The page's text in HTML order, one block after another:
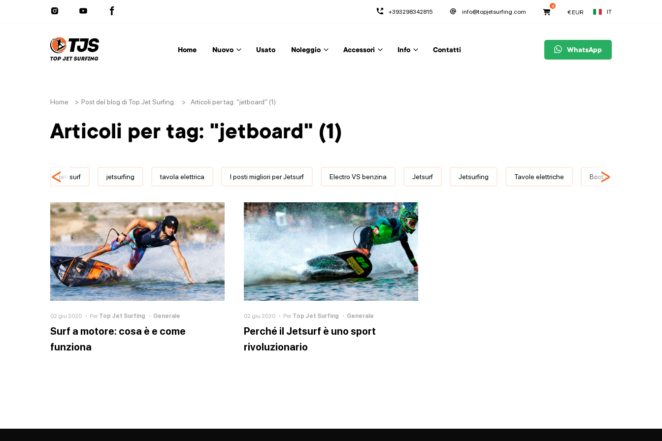
+393298342815 info@topjetsurfing.com
0
€EUR IT
Home Nuovo Usato Noleggio Accessori Info Contatti WhatsApp
Home > Post del blog di Top Jet Surfing. > Articoli per tag: "jetboard" (1)
Articoli per tag: "jetboard" (1)
<jet-surf jetsurfing tavola elettrica I posti migliori per Jetsurf Electro VS benzina Jetsurf Jetsurfing Tavole elettriche Boot Düsseldorf 2020
>
02 giu 2020 Per Top Jet Surfing Generale
Surf a motore: cosa è e come
funziona
02 giu 2020 Per Top Jet Surfing Generale
Perché il Jetsurf è uno sport
rivoluzionario